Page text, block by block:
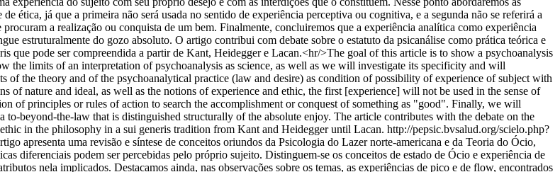
ética, já que a primeira não será usada no sentido de experiência perceptiva ou cognitiva, e a segunda não se referirá a
a realização ou conquista de um bem. Finalmente, concluiremos que a experiência analítica como experiência
estruturalmente do gozo absoluto. O artigo contribui com debate sobre o estatuto da psicanálise como prática teórica e
que pode ser compreendida a partir de Kant, Heidegger e Lacan.<hr/>The goal of this article is to show a psychoanalysis
the limits of an interpretation of psychoanalysis as science, as well as we will investigate its specificity and will
of the theory and of the psychoanalytical practice (law and desire) as condition of possibility of experience of subject with
nature and ideal, as well as the notions of experience and ethic, the first [experience] will not be used in the sense of
of principles or rules of action to search the accomplishment or conquest of something as "good". Finally, we will
beyond-the-law that is distinguished structurally of the absolute enjoy. The article contributes with the debate on the
in the philosophy in a sui generis tradition from Kant and Heidegger until Lacan. http://pepsic.bvsalud.org/scielo.php?
apresenta uma revisão e síntese de conceitos oriundos da Psicologia do Lazer norte-americana e da Teoria do Ócio,
diferenciais podem ser percebidas pelo próprio sujeito. Distinguem-se os conceitos de estado de Ócio e experiência de
nela implicados. Destacamos ainda, nas observações sobre os temas, as experiências de pico e de flow, encontrados